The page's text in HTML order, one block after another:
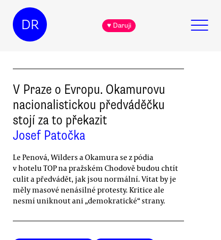
DR ♥ Daruji
V Praze o Evropu. Okamurovu
nacionalistickou předváděčku
stojí za to překazit
Josef Patočka
Le Penová, Wilders a Okamura se z pódia
v hotelu TOP na pražském Chodově budou chtít
culit a předvádět, jak jsou normální. Vítat by je
měly masové nenásilné protesty. Kritice ale
nesmí uniknout ani „demokratické“ strany.